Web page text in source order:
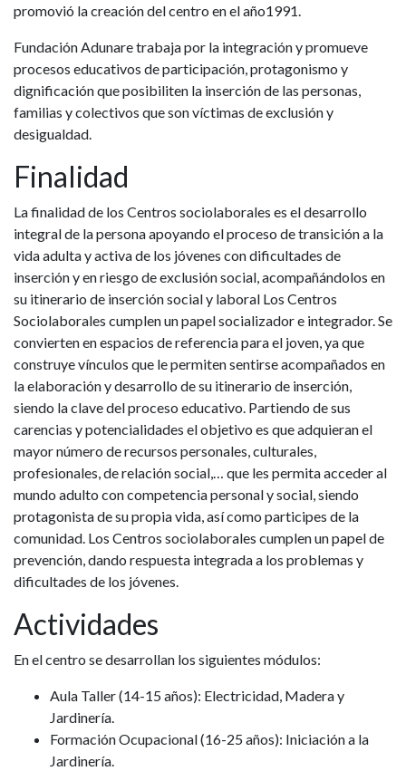
promovió la creación del centro en el año1991.
Fundación Adunare trabaja por la integración y promueve
procesos educativos de participación, protagonismo y
dignificación que posibiliten la inserción de las personas,
familias y colectivos que son víctimas de exclusión y
desigualdad.
Finalidad
La finalidad de los Centros sociolaborales es el desarrollo
integral de la persona apoyando el proceso de transición a la
vida adulta y activa de los jóvenes con dificultades de
inserción y en riesgo de exclusión social, acompañándolos en
su itinerario de inserción social y laboral Los Centros
Sociolaborales cumplen un papel socializador e integrador. Se
convierten en espacios de referencia para el joven, ya que
construye vínculos que le permiten sentirse acompañados en
la elaboración y desarrollo de su itinerario de inserción,
siendo la clave del proceso educativo. Partiendo de sus
carencias y potencialidades el objetivo es que adquieran el
mayor número de recursos personales, culturales,
profesionales, de relación social,… que les permita acceder al
mundo adulto con competencia personal y social, siendo
protagonista de su propia vida, así como participes de la
comunidad. Los Centros sociolaborales cumplen un papel de
prevención, dando respuesta integrada a los problemas y
dificultades de los jóvenes.
Actividades
En el centro se desarrollan los siguientes módulos:
Aula Taller (14-15 años): Electricidad, Madera y
Jardinería.
Formación Ocupacional (16-25 años): Iniciación a la
Jardinería.